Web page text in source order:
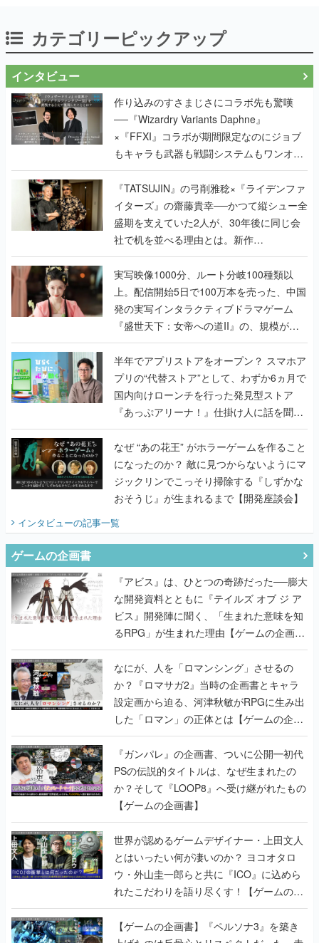
カテゴリーピックアップ
インタビュー
作り込みのすさまじさにコラボ先も驚嘆
──『Wizardry Variants Daphne』
×『FFXI』コラボが期間限定なのにジョブ
もキャラも武器も戦闘システムもワンオフ
で作り込まれた理由を両ディレクターに聞
く
『TATSUJIN』の弓削雅稔×『ライデンファ
イターズ』の齋藤貴幸──かつて縦シュー全
盛期を支えていた2人が、30年後に同じ会
社で机を並べる理由とは。新作
『TATSUJIN EXTREME』で初タッグを組
んだレジェンド2人に訊く開発秘話
実写映像1000分、ルート分岐100種類以
上。配信開始5日で100万本を売った、中国
発の実写インタラクティブドラマゲーム
『盛世天下：女帝への道II』の、規模が違
うこだわりをプロデューサーに聞いた
半年でアプリストアをオープン？ スマホア
プリの“代替ストア”として、わずか6ヵ月で
国内向けローンチを行った発見型ストア
『あっぷアリーナ！』仕掛け人に話を聞い
てみた
なぜ “あの花王” がホラーゲームを作ること
になったのか？ 敵に見つからないようにマ
ジックリンでこっそり掃除する『しずかな
おそうじ』が生まれるまで【開発座談会】
インタビューの記事一覧
ゲームの企画書
『アビス』は、ひとつの奇跡だった──膨大
な開発資料とともに『テイルズ オブ ジ ア
ビス』開発陣に聞く、「生まれた意味を知
るRPG」が生まれた理由【ゲームの企画
書】
なにが、人を「ロマンシング」させるの
か？『ロマサガ2』当時の企画書とキャラ
設定画から迫る、河津秋敏がRPGに生み出
した「ロマン」の正体とは【ゲームの企画
書】
『ガンパレ』の企画書、ついに公開━初代
PSの伝説的タイトルは、なぜ生まれたの
か？そして『LOOP8』へ受け継がれたもの
【ゲームの企画書】
世界が認めるゲームデザイナー・上田文人
とはいったい何が凄いのか？ ヨコオタロ
ウ・外山圭一郎らと共に『ICO』に込めら
れたこだわりを語り尽くす！【ゲームの企
画書】
【ゲームの企画書】『ペルソナ3』を築き